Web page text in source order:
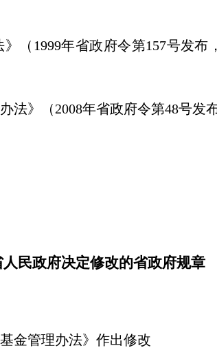
（1999年省政府令第157号发布
》（2008年省政府令第48号发布
民政府决定修改的省政府规章
金管理办法》作出修改